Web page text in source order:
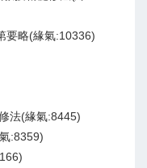
要略(緣氣:10336)
法(緣氣:8445)
:8359)